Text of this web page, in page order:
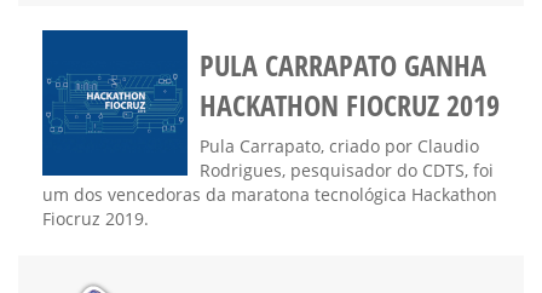
PULA CARRAPATO GANHA
HACKATHON FIOCRUZ 2019
Pula Carrapato, criado por Claudio
Rodrigues, pesquisador do CDTS, foi
um dos vencedoras da maratona tecnológica Hackathon
Fiocruz 2019.